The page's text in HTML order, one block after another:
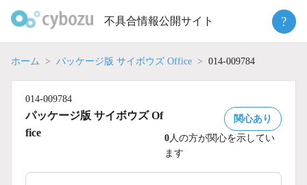
不具合情報公開サイト ?
ホーム パッケージ版 サイボウズ Office 014-009784
014-009784
パッケージ版 サイボウズ Of
fice
関心あり
0人の方が関心を示してい
ます